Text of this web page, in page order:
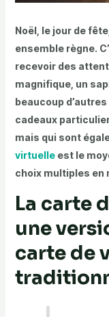
Noël, le jour de
ensemble règne.
recevoir des
magnifique, un
beaucoup
cadeaux
mais qui sont
virtuelleest le
choix multiples en
La carte
une
carte de